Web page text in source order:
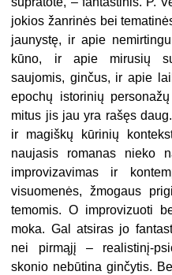
jokios žanrinės bei
jaunystę, ir apie
kūno, ir apie mirusių
saujomis, ginčus, ir apie
epochų istorinių
mitus jis jau yra rašęs
ir magiškų kūrinių
naujasis romanas nieko
improvizavimas ir
visuomenės, žmogaus
temomis. O improvizuoti
moka. Gal atsiras jo
nei pirmąjį – realistinį-
skonio nebūtina ginčytis.